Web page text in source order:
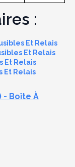
:
Et Relais
Et Relais
Et Relais
Et Relais
- Boîte À